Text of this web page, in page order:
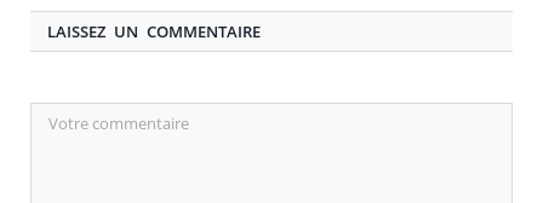
LAISSEZ UN COMMENTAIRE